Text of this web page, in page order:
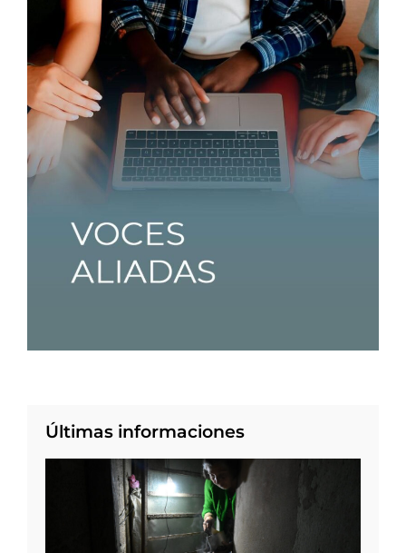
Últimas informaciones